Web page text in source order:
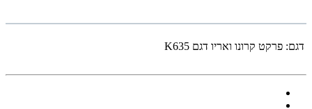
דגם: פרקט קרונו ואריו דגם K635